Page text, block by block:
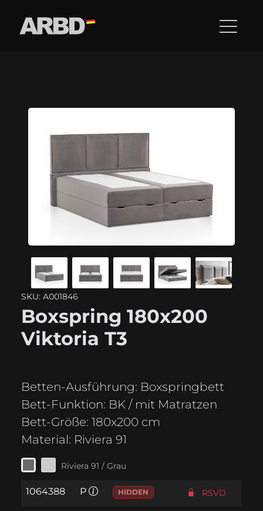
SKU: A001846
Boxspring 180x200
Viktoria T3
Betten-Ausführung: Boxspringbett
Bett-Funktion: BK / mit Matratzen
Bett-Größe: 180x200 cm
Material: Riviera 91
Riviera 91 / Grau
1064388 P HIDDEN RSVD